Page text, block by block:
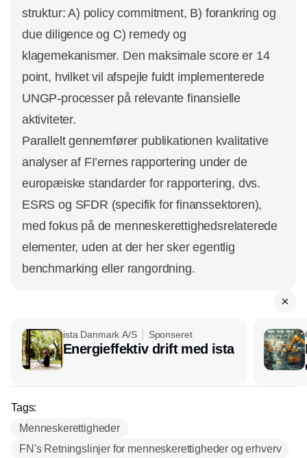
struktur: A) policy commitment, B) forankring og
due diligence og C) remedy og
klagemekanismer. Den maksimale score er 14
point, hvilket vil afspejle fuldt implementerede
UNGP‑processer på relevante finansielle
aktiviteter.
Parallelt gennemfører publikationen kvalitative
analyser af FI’ernes rapportering under de
europæiske standarder for rapportering, dvs.
ESRS og SFDR (specifik for finanssektoren),
med fokus på de menneskerettighedsrelaterede
elementer, uden at der her sker egentlig
benchmarking eller rangordning. ​
ista Danmark A/S Sponseret
Energieffektiv drift med ista
Tags:
Menneskerettigheder
FN's Retningslinjer for menneskerettigheder og erhverv